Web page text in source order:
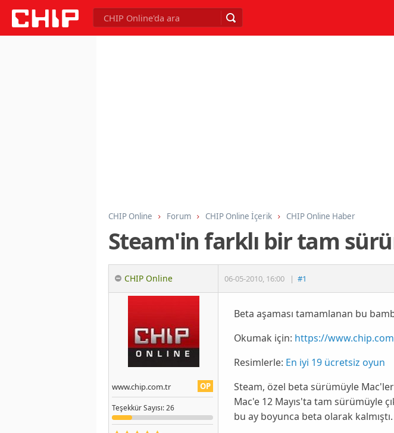
CHIP Online Forum CHIP Online İçerik CHIP Online Haber
Steam'in farklı bir tam
CHIP Online 06-05-2010, 16:00 | #1
OP
www.chip.com.tr
TeşekkürSayısı: 26
Beta aşaması tamamlanan bu
Okumak için: https://
Resimlerle: En iyi 19 ücretsiz oyun
Steam, özel beta sürümüyle
Mac'e 12 Mayıs'ta tam sürümüyle
bu ay boyunca beta olarak kalmıştı.